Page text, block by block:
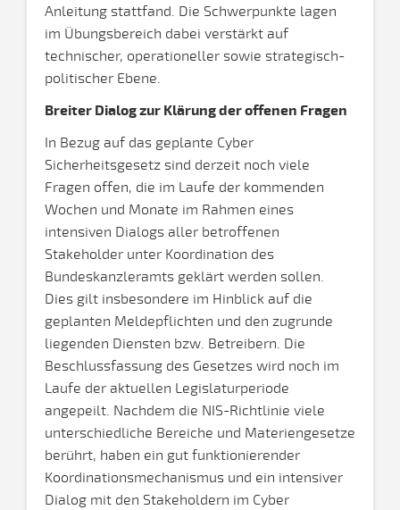
Anleitung stattfand. Die Schwerpunkte lagen
im Übungsbereich dabei verstärkt auf
technischer, operationeller sowie strategisch-
politischer Ebene.
Breiter Dialog zur Klärung der offenen Fragen
In Bezug auf das geplante Cyber
Sicherheitsgesetz sind derzeit noch viele
Fragen offen, die im Laufe der kommenden
Wochen und Monate im Rahmen eines
intensiven Dialogs aller betroffenen
Stakeholder unter Koordination des
Bundeskanzleramts geklärt werden sollen.
Dies gilt insbesondere im Hinblick auf die
geplanten Meldepflichten und den zugrunde
liegenden Diensten bzw. Betreibern. Die
Beschlussfassung des Gesetzes wird noch im
Laufe der aktuellen Legislaturperiode
angepeilt. Nachdem die NIS-Richtlinie viele
unterschiedliche Bereiche und Materiengesetze
berührt, haben ein gut funktionierender
Koordinationsmechanismus und ein intensiver
Dialog mit den Stakeholdern im Cyber